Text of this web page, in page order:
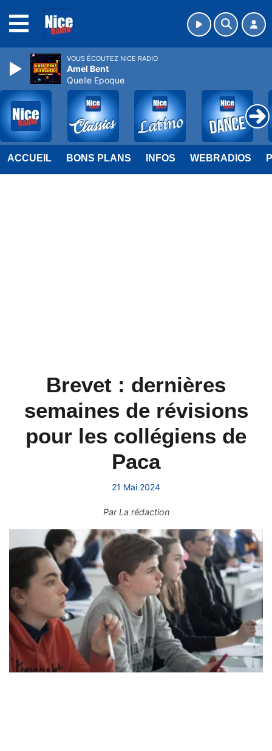
ACCUEIL BONS PLANS INFOS WEBRADIOS
Brevet : dernières
semaines de révisions
pour les collégiens de
Paca
21 Mai 2024
ParLa rédaction
VOUS ÉCOUTEZ NICE RADIO
Amel Bent
Quelle Epoque